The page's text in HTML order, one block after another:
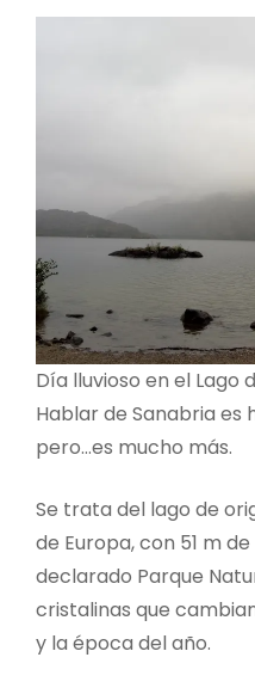
Día lluvioso en el Lago
Hablar de Sanabria es
pero…es mucho más.
Se trata del lago de
de Europa, con 51 m
declarado Parque
cristalinas que
y la época del año.